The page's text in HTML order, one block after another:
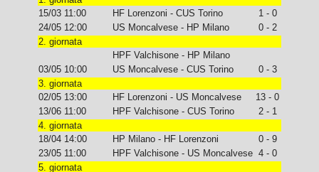
15/03 11:00
HF Lorenzoni - CUS Torino
1 - 0
24/05 12:00
US Moncalvese - HP Milano
0 - 2
2. giornata
HPF Valchisone - HP Milano
03/05 10:00
US Moncalvese - CUS Torino
0 - 3
3. giornata
02/05 13:00
HF Lorenzoni - US Moncalvese
13 - 0
13/06 11:00
HPF Valchisone - CUS Torino
2 - 1
4. giornata
18/04 14:00
HP Milano - HF Lorenzoni
0 - 9
23/05 11:00
HPF Valchisone - US Moncalvese 4 - 0
5. giornata